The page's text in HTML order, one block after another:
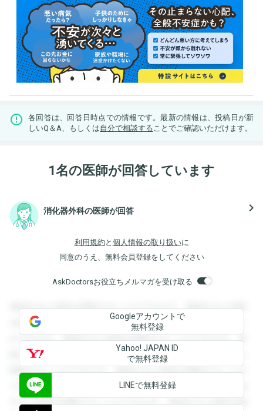
各回答は、回答日時点での情報です。最新の情報は、投稿日が新
しいQ＆A、もしくは自分で相談する ことでご確認いただけます。
1名の医師が回答しています
消化器外科の医師が回答 navigate_next
利用規約 と 個人情報の取り扱いに
同意のうえ、無料会員登録をしてください
AskDoctorsお役立ちメルマガを受け取る
登録すると回答を閲覧することができます。登録すると回答
を閲覧することができます。登録すると回答を閲覧すること
ができます。登録すると回答を閲覧することができます。登
録すると回答を閲覧することができます。登録すると回答を
閲覧することができます。登録すると回答を閲覧することが
できます。登録すると回答を閲覧することができます。登録
すると回答を閲覧することができます。登録すると回答を閲
Googleアカウントで
無料登録
Yahoo! JAPAN ID
で無料登録
LINEで無料登録